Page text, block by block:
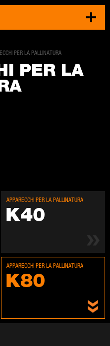
PER LA PALLINATURA
PER LA
AP­PA­REC­CHI PER LA PAL­LI­NA­TU­RA
K40
AP­PA­REC­CHI PER LA PAL­LI­NA­TU­RA
K80